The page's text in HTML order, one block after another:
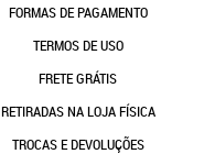
FORMAS DE PAGAMENTO
TERMOS DE USO
FRETE GRÁTIS
RETIRADAS NA LOJA FÍSICA
TROCAS E DEVOLUÇÕES